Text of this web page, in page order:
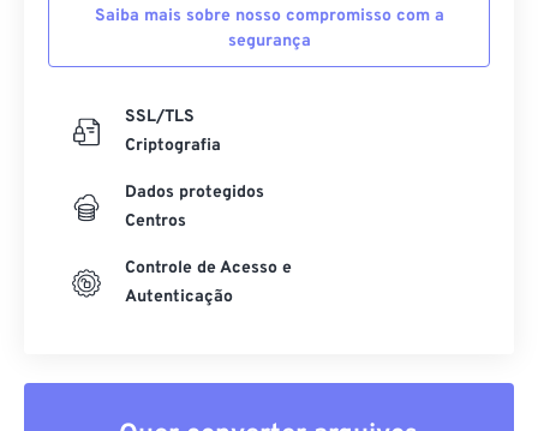
Saiba mais sobre nosso compromisso com a
segurança
SSL/TLS
Criptografia
Dados protegidos
Centros
Controle de Acesso e
Autenticação